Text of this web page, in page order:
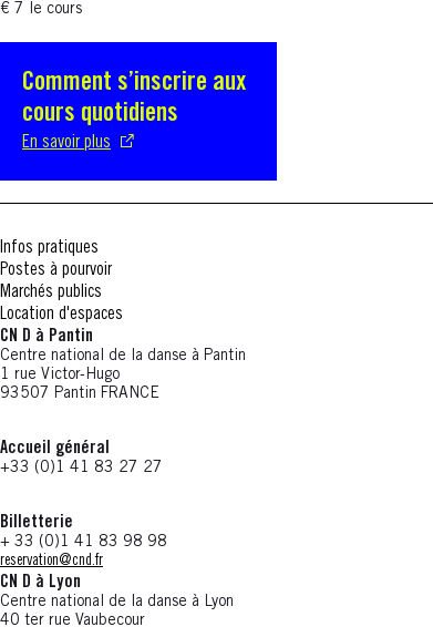
€ 7 le cours
Comment s’inscrire aux
cours quotidiens
En savoir plus
S'ouvre dans une nouvelle fenêtre
Infos pratiques
Postes à pourvoir
Marchés publics
Location d'espaces
CN D à Pantin
Centre national de la danse à Pantin
1 rue Victor-Hugo
93507 Pantin FRANCE
Accueil général
+33 (0)1 41 83 27 27
Billetterie
+ 33 (0)1 41 83 98 98
reservation@cnd.fr
CN D à Lyon
Centre national de la danse à Lyon
40 ter rue Vaubecour